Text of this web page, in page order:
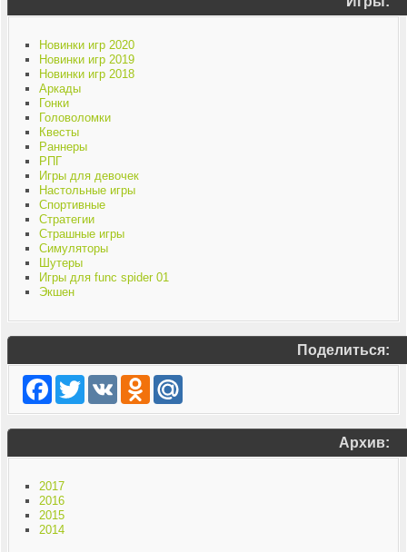
Новинки игр 2020
Новинки игр 2019
Новинки игр 2018
Аркады
Гонки
Головоломки
Квесты
Раннеры
РПГ
Игры для девочек
Настольные игры
Спортивные
Стратегии
Страшные игры
Симуляторы
Шутеры
Игры для func spider 01
Экшен
Поделиться:
Facebook
TwitterVK Odnoklassniki
Mail.Ru
Архив:
2017
2016
2015
2014